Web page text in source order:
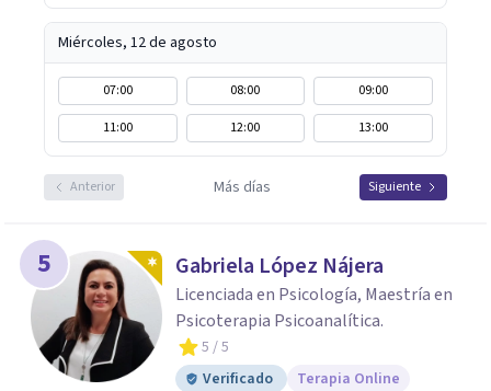
Miércoles, 12 de agosto
07:00 08:00
09:00
11:00
12:00 13:00
Anterior Más días Siguiente
5 Gabriela López Nájera
Licenciada en Psicología, Maestría en
Psicoterapia Psicoanalítica.
5 / 5
Verificado
Terapia Online